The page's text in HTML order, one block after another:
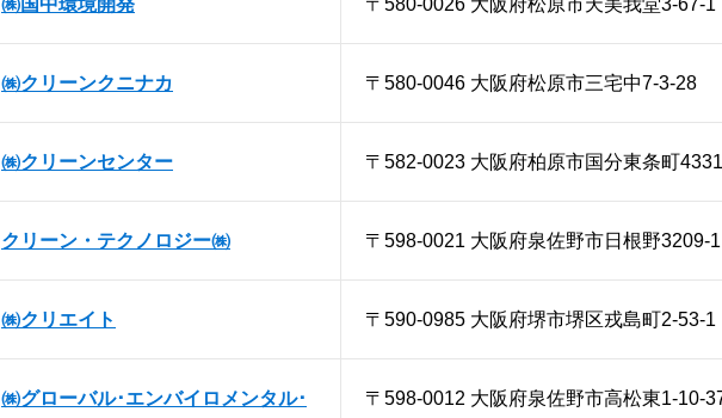
㈱国中環境開発 〒580-0026 大阪府松原市天美我堂3-67-1
㈱クリーンクニナカ 〒580-0046 大阪府松原市三宅中7-3-28
㈱クリーンセンター 〒582-0023 大阪府柏原市国分東条町
クリーン・テクノロジー㈱ 〒598-0021 大阪府泉佐野市日根野3209-1
㈱クリエイト 〒590-0985 大阪府堺市堺区戎島町2-53-
㈱グローバル･エンバイロメンタル･ 〒598-0012 大阪府泉佐野市高松東1-10-